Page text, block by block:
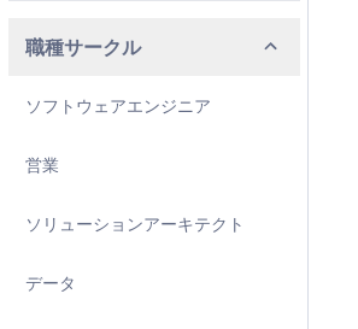
職種サークル
ソフトウェアエンジニア
営業
ソリューションアーキテクト
データ